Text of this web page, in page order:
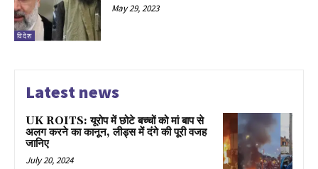
विदेश
May 29, 2023
Latest news
UK ROITS: यूरोप में छोटे बच्चों को मां बाप से
अलग करने का कानून, लीड्स में दंगे की पूरी वजह
जानिए
July 20, 2024